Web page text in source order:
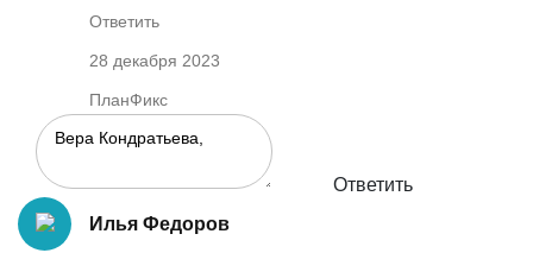
Ответить
28 декабря 2023
ПланФикс
Ответить
Илья Федоров